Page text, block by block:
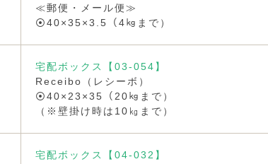
≪郵便・メール便≫
⦿40×35×3.5（4㎏まで）
宅配ボックス【03-054】
Receibo（レシーボ）
⦿40×23×35（20㎏まで）
（※壁掛け時は10㎏まで）
宅配ボックス【04-032】